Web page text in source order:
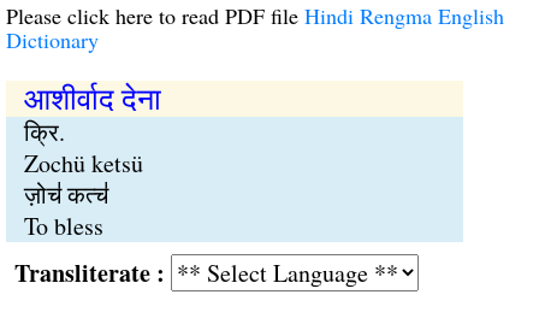
Please click here to read PDF file Hindi Rengma English
Dictionary
आशीर्वाद देना
क्रि.
Zochü ketsü
ज़ोच॑ कत्च॑
To bless
: